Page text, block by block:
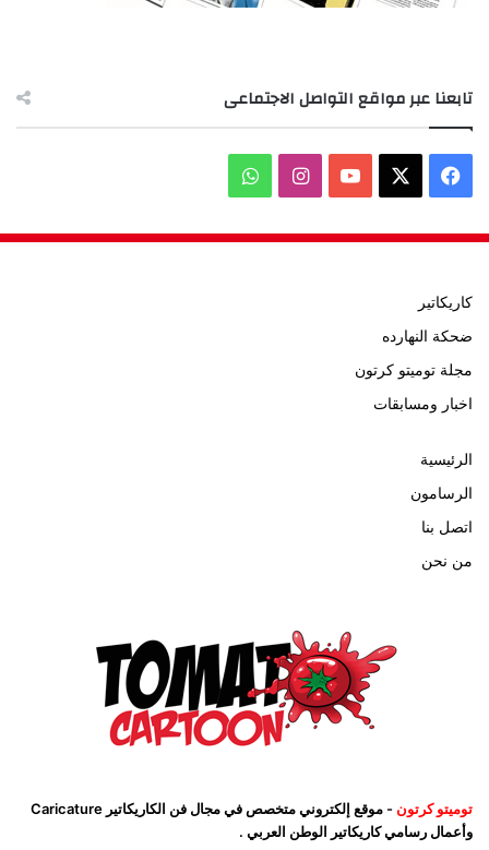
تابعنا عبر مواقع التواصل الاجتماعى
فيسبوك ‫YouTubeانستقرامواتساب
كاريكاتير
ضحكة النهارده
مجلة توميتو كرتون
اخبار ومسابقات
الرئيسية
الرسامون
اتصل بنا
من نحن
توميتو كرتون
- موقع إلكتروني متخصص في مجال فن الكاريكاتير Caricature
وأعمال رسامي كاريكاتير الوطن العربي .